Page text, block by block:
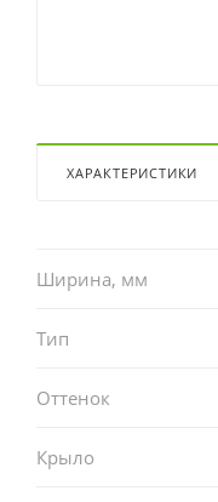
ХАРАКТЕРИСТИКИ
Ширина, мм
Тип
Оттенок
Крыло